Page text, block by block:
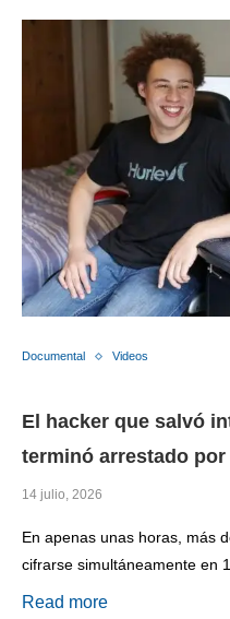
Documental Videos
El hacker que salvó
terminó arrestado por
14 julio, 2026
En apenas unas horas, más
cifrarse simultáneamente en
Read more